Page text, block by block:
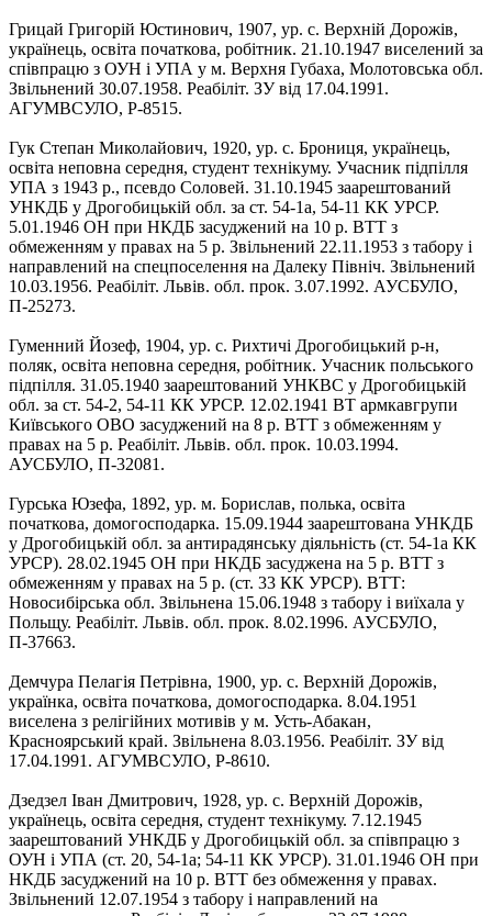
Грицай Григорій Юстинович, 1907, ур. с. Верхній Дорожів,
українець, освіта початкова, робітник. 21.10.1947 виселений за
співпрацю з ОУН і УПА у м. Верхня Губаха, Молотовська обл.
Звільнений 30.07.1958. Реабіліт. ЗУ від 17.04.1991.
АГУМВСУЛО, Р-8515.
Гук Степан Миколайович, 1920, ур. с. Брониця, українець,
освіта неповна середня, студент технікуму. Учасник підпілля
УПА з 1943 р., псевдо Соловей. 31.10.1945 заарештований
УНКДБ у Дрогобицькій обл. за ст. 54-1а, 54-11 КК УРСР.
5.01.1946 ОН при НКДБ засуджений на 10 р. ВТТ з
обмеженням у правах на 5 р. Звільнений 22.11.1953 з табору і
направлений на спецпоселення на Далеку Північ. Звільнений
10.03.1956. Реабіліт. Львів. обл. прок. 3.07.1992. АУСБУЛО,
П-25273.
Гуменний Йозеф, 1904, ур. с. Рихтичі Дрогобицький р-н,
поляк, освіта неповна середня, робітник. Учасник польського
підпілля. 31.05.1940 заарештований УНКВС у Дрогобицькій
обл. за ст. 54-2, 54-11 КК УРСР. 12.02.1941 ВТ армкавгрупи
Київського ОВО засуджений на 8 р. ВТТ з обмеженням у
правах на 5 р. Реабіліт. Львів. обл. прок. 10.03.1994.
АУСБУЛО, П-32081.
Гурська Юзефа, 1892, ур. м. Борислав, полька, освіта
початкова, домогосподарка. 15.09.1944 заарештована УНКДБ
у Дрогобицькій обл. за антирадянську діяльність (ст. 54-1а КК
УРСР). 28.02.1945 ОН при НКДБ засуджена на 5 р. ВТТ з
обмеженням у правах на 5 р. (ст. 33 КК УРСР). ВТТ:
Новосибірська обл. Звільнена 15.06.1948 з табору і виїхала у
Польщу. Реабіліт. Львів. обл. прок. 8.02.1996. АУСБУЛО,
П-37663.
Демчура Пелагія Петрівна, 1900, ур. с. Верхній Дорожів,
українка, освіта початкова, домогосподарка. 8.04.1951
виселена з релігійних мотивів у м. Усть-Абакан,
Красноярський край. Звільнена 8.03.1956. Реабіліт. ЗУ від
17.04.1991. АГУМВСУЛО, Р-8610.
Дзедзел Іван Дмитрович, 1928, ур. с. Верхній Дорожів,
українець, освіта середня, студент технікуму. 7.12.1945
заарештований УНКДБ у Дрогобицькій обл. за співпрацю з
ОУН і УПА (ст. 20, 54-1а; 54-11 КК УРСР). 31.01.1946 ОН при
НКДБ засуджений на 10 р. ВТТ без обмеження у правах.
Звільнений 12.07.1954 з табору і направлений на